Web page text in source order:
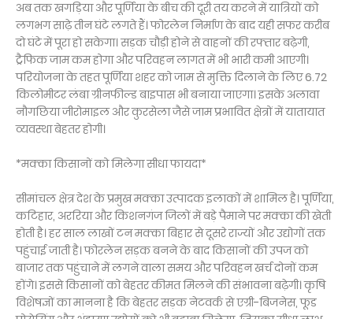
अब तक खगड़िया और पूर्णिया के बीच की दूरी तय करने में यात्रियों को
लगभग साढ़े तीन घंटे लगते हैं। फोरलेन निर्माण के बाद यही सफर करीब
दो घंटे में पूरा हो सकेगा। सड़क चौड़ी होने से वाहनों की रफ्तार बढ़ेगी,
ट्रैफिक जाम कम होगा और परिवहन लागत में भी भारी कमी आएगी।
परियोजना के तहत पूर्णिया शहर को जाम से मुक्ति दिलाने के लिए 6.72
किलोमीटर लंबा ग्रीनफील्ड बाइपास भी बनाया जाएगा। इसके अलावा
नौगछिया जीरोमाइल और कुरसेला जैसे जाम प्रभावित क्षेत्रों में यातायात
व्यवस्था बेहतर होगी।
*मक्का किसानों को मिलेगा सीधा फायदा*
सीमांचल क्षेत्र देश के प्रमुख मक्का उत्पादक इलाकों में शामिल है। पूर्णिया,
कटिहार, अररिया और किशनगंज जिलों में बड़े पैमाने पर मक्का की खेती
होती है। हर साल लाखों टन मक्का बिहार से दूसरे राज्यों और उद्योगों तक
पहुंचाई जाती है। फोरलेन सड़क बनने के बाद किसानों की उपज को
बाजार तक पहुंचाने में लगने वाला समय और परिवहन खर्च दोनों कम
होंगे। इससे किसानों को बेहतर कीमत मिलने की संभावना बढ़ेगी। कृषि
विशेषज्ञों का मानना है कि बेहतर सड़क नेटवर्क से एग्री-बिजनेस, फूड